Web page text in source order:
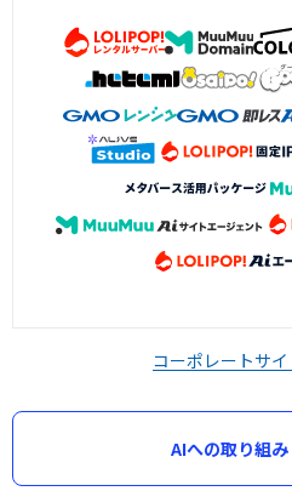
コーポレートサイ
AIへの取り組み